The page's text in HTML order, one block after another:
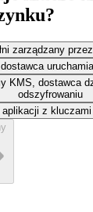
zarządzany
KMS, dostawca
odszyfrowaniu
z